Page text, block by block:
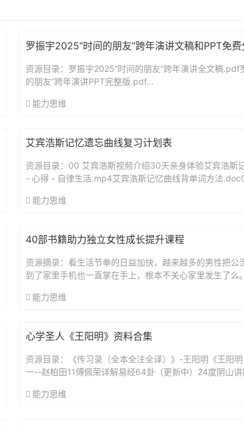
罗振宇2025“时间的朋友”跨年演讲文稿和PPT免
资源目录：罗振宇2025“时间的朋友”跨年演讲全文稿.pdf
的朋友”跨年演讲PPT完整版.pdf...
能力思维
艾宾浩斯记忆遗忘曲线复习计划表
资源目录：00 艾宾浩斯视频介绍30天亲身体验艾宾浩斯
- 心得 - 自律生活.mp4艾宾浩斯记忆曲线背单词方法
能力思维
40部书籍助力独立女性成长提升课程
资源摘录：看生活节拳的日益加快，越来越多的男性把公
到了家里手机也一直掌在手上，根本不关心家里发生了么
严...能力思维
心学圣人《王阳明》资料合集
资源目录：《传习录（全本全注全译）》-王阳明《王阳明
一--赵柏田11傅佩荣详解易经64卦（更新中）24度阴山
能力思维